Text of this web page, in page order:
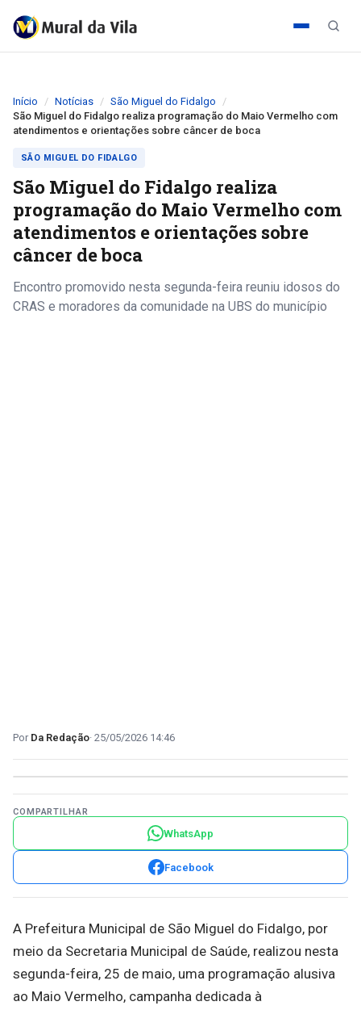
Início Notícias
São Miguel do Fidalgo
São Miguel do Fidalgo realiza programação do Maio Vermelho com
atendimentos e orientações sobre câncer de boca
SÃO MIGUEL DO FIDALGO
São Miguel do Fidalgo realiza
programação do Maio Vermelho com
atendimentos e orientações sobre
câncer de boca
Encontro promovido nesta segunda-feira reuniu idosos do
CRAS e moradores da comunidade na UBS do município
Da Redação 25/05/2026 14:46
COMPARTILHAR
WhatsApp
Facebook
A Prefeitura Municipal de São Miguel do Fidalgo, por
meio da Secretaria Municipal de Saúde, realizou nesta
segunda-feira, 25 de maio, uma programação alusiva
ao Maio Vermelho, campanha dedicada à